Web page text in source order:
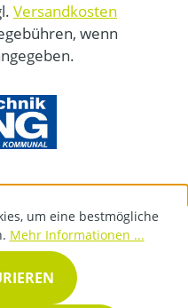
Versandkosten
wenn
um eine bestmögliche
Mehr Informationen ...